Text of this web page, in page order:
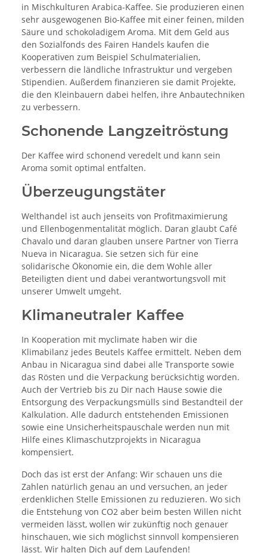
in Mischkulturen Arabica-Kaffee. Sie produzieren einen
sehr ausgewogenen Bio-Kaffee mit einer feinen, milden
Säure und schokoladigem Aroma. Mit dem Geld aus
den Sozialfonds des Fairen Handels kaufen die
Kooperativen zum Beispiel Schulmaterialien,
verbessern die ländliche Infrastruktur und vergeben
Stipendien. Außerdem finanzieren sie damit Projekte,
die den Kleinbauern dabei helfen, ihre Anbautechniken
zu verbessern.
Schonende Langzeitröstung
Der Kaffee wird schonend veredelt und kann sein
Aroma somit optimal entfalten.
Überzeugungstäter
Welthandel ist auch jenseits von Profitmaximierung
und Ellenbogenmentalität möglich. Daran glaubt Café
Chavalo und daran glauben unsere Partner von Tierra
Nueva in Nicaragua. Sie setzen sich für eine
solidarische Ökonomie ein, die dem Wohle aller
Beteiligten dient und dabei verantwortungsvoll mit
unserer Umwelt umgeht.
Klimaneutraler Kaffee
In Kooperation mit myclimate haben wir die
Klimabilanz jedes Beutels Kaffee ermittelt. Neben dem
Anbau in Nicaragua sind dabei alle Transporte sowie
das Rösten und die Verpackung berücksichtig worden.
Auch der Vertrieb bis zu Dir nach Hause sowie die
Entsorgung des Verpackungsmülls sind Bestandteil der
Kalkulation. Alle dadurch entstehenden Emissionen
sowie eine Unsicherheitspauschale werden nun mit
Hilfe eines Klimaschutzprojekts in Nicaragua
kompensiert.
Doch das ist erst der Anfang: Wir schauen uns die
Zahlen natürlich genau an und versuchen, an jeder
erdenklichen Stelle Emissionen zu reduzieren. Wo sich
die Entstehung von CO2 aber beim besten Willen nicht
vermeiden lässt, wollen wir zukünftig noch genauer
hinschauen, wie sich möglichst sinnvoll kompensieren
lässt. Wir halten Dich auf dem Laufenden!